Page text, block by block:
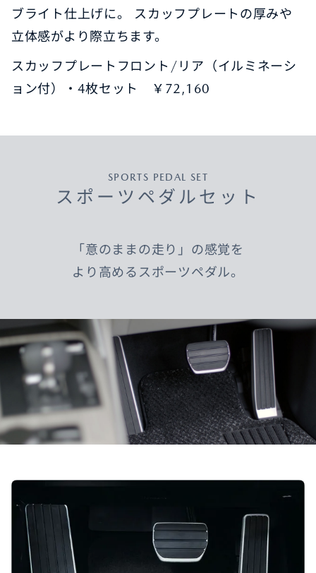
ブライト仕上げに。 スカッフプレートの厚みや
立体感がより際立ちます。
スカッフプレートフロント/リア（イルミネーシ
ョン付）・4枚セット ￥72,160
SPORTS PEDAL SET
スポーツペダルセット
「意のままの走り」の感覚を
より高めるスポーツペダル。